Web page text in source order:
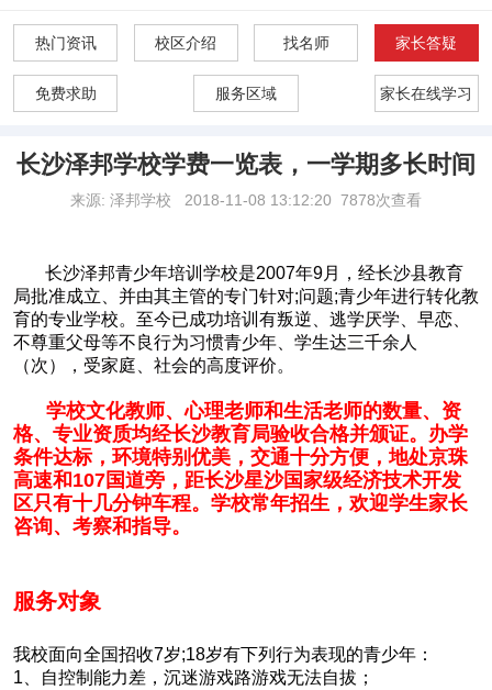
热门资讯 校区介绍 找名师 家长答疑
免费求助 服务区域 家长在线学习
长沙泽邦学校学费一览表，一学期多长时间
来源: 泽邦学校 2018-11-08 13:12:20 7878次查看
长沙泽邦青少年培训学校是2007年9月，经长沙县教育
局批准成立、并由其主管的专门针对;问题;青少年进行转化教
育的专业学校。至今已成功培训有叛逆、逃学厌学、早恋、
不尊重父母等不良行为习惯青少年、学生达三千余人
（次），受家庭、社会的高度评价。
学校文化教师、心理老师和生活老师的数量、资
格、专业资质均经长沙教育局验收合格并颁证。办学
条件达标，环境特别优美，交通十分方便，地处京珠
高速和107国道旁，距长沙星沙国家级经济技术开发
区只有十几分钟车程。学校常年招生，欢迎学生家长
咨询、考察和指导。
服务对象
我校面向全国招收7岁;18岁有下列行为表现的青少年：
1、自控制能力差，沉迷游戏路游戏无法自拔；